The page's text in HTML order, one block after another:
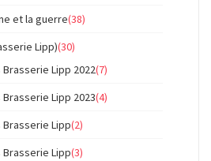
et la guerre(38)
Lipp)(30)
Lipp 2022(7)
Lipp 2023(4)
Brasserie Lipp(2)
Brasserie Lipp(3)